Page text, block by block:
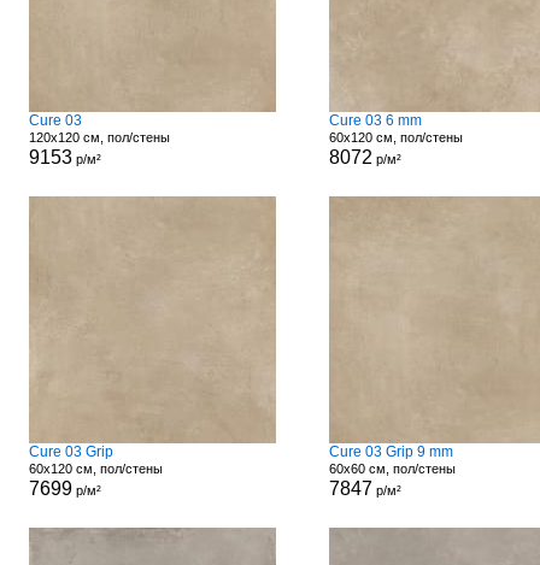
Cure 03
120x120 см, пол/стены
9153р/м²
Cure 03 6 mm
60x120 см, пол/стены
8072 р/м²
Cure 03 Grip
60x120 см, пол/стены
7699р/м²
Cure 03 Grip 9 mm
60x60 см, пол/стены
7847 р/м²